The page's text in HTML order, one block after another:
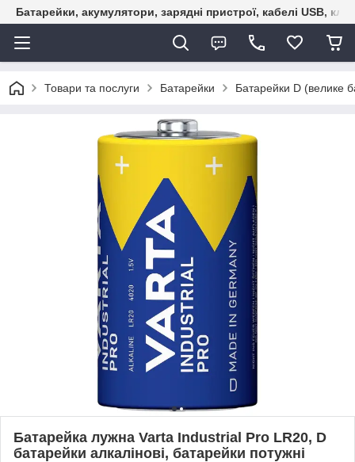
Батарейки, акумулятори, зарядні пристрої, кабелі USB,
Товари та послуги Батарейки Батарейки D (велике
Батарейка лужна Varta Industrial Pro LR20, D
батарейки алкалінові, батарейки потужні